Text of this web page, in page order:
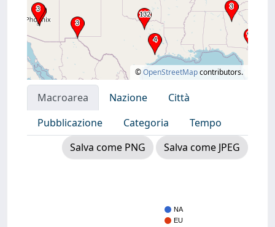
©OpenStreetMapcontributors.
Macroarea Nazione
Città
Pubblicazione
Categoria
Tempo
Salva come PNG
Salva come JPEG
NA
EU